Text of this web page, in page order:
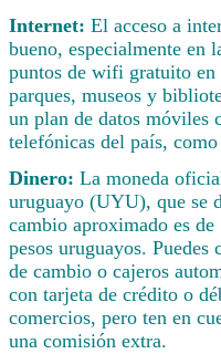
Internet: El acceso a
bueno, especialmente en
puntos de wifi gratuito en
parques, museos y
un plan de datos móviles
telefónicas del país,
Dinero: La moneda
uruguayo (UYU), que se
cambio aproximado es
pesos uruguayos. Puedes
de cambio o cajeros
con tarjeta de crédito o
comercios, pero ten en
una comisión extra.